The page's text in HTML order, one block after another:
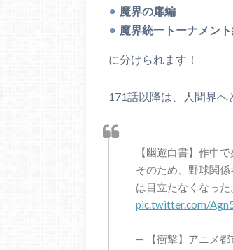
魔界の扉編
魔界統一トーナメン
に分けられます！
171話以降は、人間界
【幽遊白書】作中
そのため、野球関
は目立たなくなっ
pic.twitter.com/
— 【衝撃】アニメ